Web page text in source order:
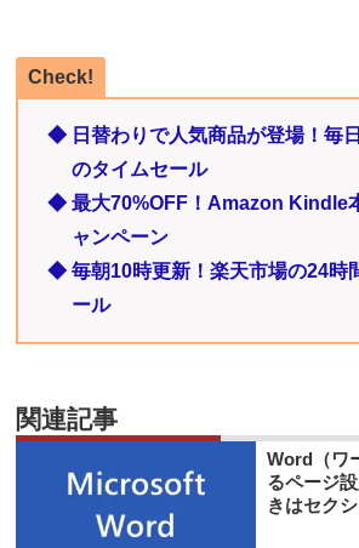
Check!
◆ 日替わりで人気商品が登場！毎
のタイムセール
◆ 最大70%OFF！Amazon Kindle
ャンペーン
◆ 毎朝10時更新！楽天市場の24時
ール
関連記事
Word（ワ
るページ
きはセク